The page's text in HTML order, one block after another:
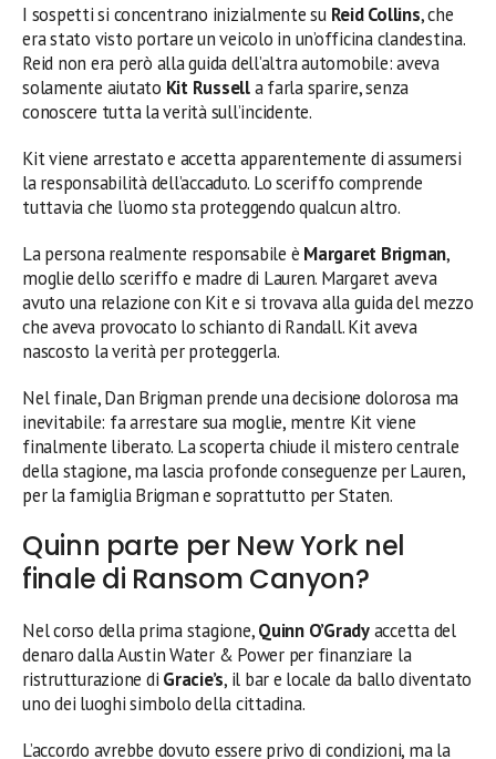
I sospetti si concentrano inizialmente su Reid Collins, che
era stato visto portare un veicolo in un’officina clandestina.
Reid non era però alla guida dell’altra automobile: aveva
solamente aiutato Kit Russella farla sparire, senza
conoscere tutta la verità sull’incidente.
Kit viene arrestato e accetta apparentemente di assumersi
la responsabilità dell’accaduto. Lo sceriffo comprende
tuttavia che l’uomo sta proteggendo qualcun altro.
La persona realmente responsabile è Margaret Brigman,
moglie dello sceriffo e madre di Lauren. Margaret aveva
avuto una relazione con Kit e si trovava alla guida del mezzo
che aveva provocato lo schianto di Randall. Kit aveva
nascosto la verità per proteggerla.
Nel finale, Dan Brigman prende una decisione dolorosa ma
inevitabile: fa arrestare sua moglie, mentre Kit viene
finalmente liberato. La scoperta chiude il mistero centrale
della stagione, ma lascia profonde conseguenze per Lauren,
per la famiglia Brigman e soprattutto per Staten.
Quinn parte per New York nel
finale di Ransom Canyon?
Nel corso della prima stagione,Quinn O’Gradyaccetta del
denaro dalla Austin Water & Power per finanziare la
ristrutturazione di Gracie’s, il bar e locale da ballo diventato
uno dei luoghi simbolo della cittadina.
L’accordo avrebbe dovuto essere privo di condizioni, ma la